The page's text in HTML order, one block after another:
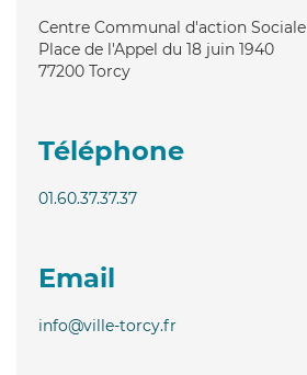
Centre Communal d'action Sociale
Place de l'Appel du 18 juin 1940
77200 Torcy
Téléphone
01.60.37.37.37
Email
info@ville-torcy.fr